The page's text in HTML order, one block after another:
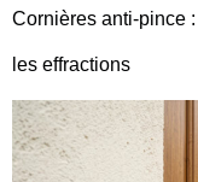
Cornières anti-pince
les effractions